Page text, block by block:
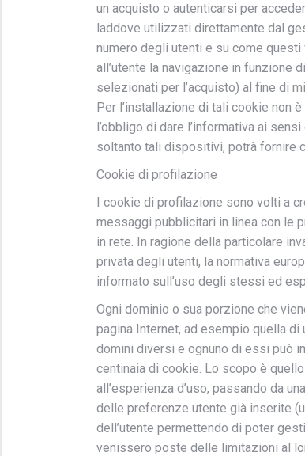
un acquisto o autenticarsi per
laddove utilizzati direttamente dal
numero degli utenti e su come
all’utente la navigazione in funzione
selezionati per l’acquisto) al fine di
Per l’installazione di tali cookie non
l’obbligo di dare l’informativa ai
soltanto tali dispositivi, potrà fornire
Cookie di profilazione
I cookie di profilazione sono volti a
messaggi pubblicitari in linea con le
in rete. In ragione della particolare
privata degli utenti, la normativa
informato sull’uso degli stessi ed
Ogni dominio o sua porzione che
pagina Internet, ad esempio quella
domini diversi e ognuno di essi può
centinaia di cookie. Lo scopo è
all’esperienza d’uso, passando da
delle preferenze utente già inserite
dell’utente permettendo di poter
venissero poste delle limitazioni al